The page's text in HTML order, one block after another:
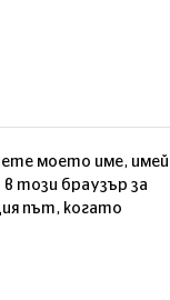
моето име,
този браузър за
път, когато